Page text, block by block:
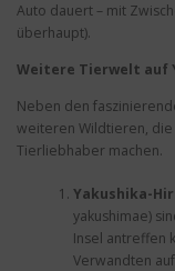
Auto dauert – mit
überhaupt).
Weitere Tierwelt auf
Neben den
weiteren Wildtieren, die
Tierliebhaber machen.
Yakushika-
yakushimae)
Insel antreffen
Verwandten